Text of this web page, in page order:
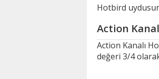
Hotbird
Action
Action Kanalı
değeri 3/4